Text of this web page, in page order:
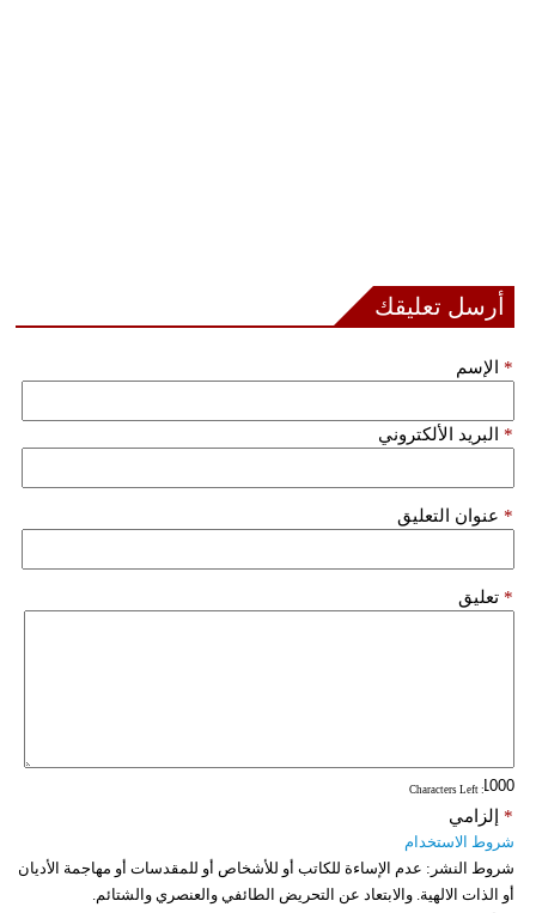
أرسل تعليقك
الإسم *
البريد الألكتروني *
عنوان التعليق *
تعليق *
: Characters Left
إلزامي *
شروط الاستخدام
شروط النشر: عدم الإساءة للكاتب أو للأشخاص أو للمقدسات أو مهاجمة الأديان
أو الذات الالهية. والابتعاد عن التحريض الطائفي والعنصري والشتائم.